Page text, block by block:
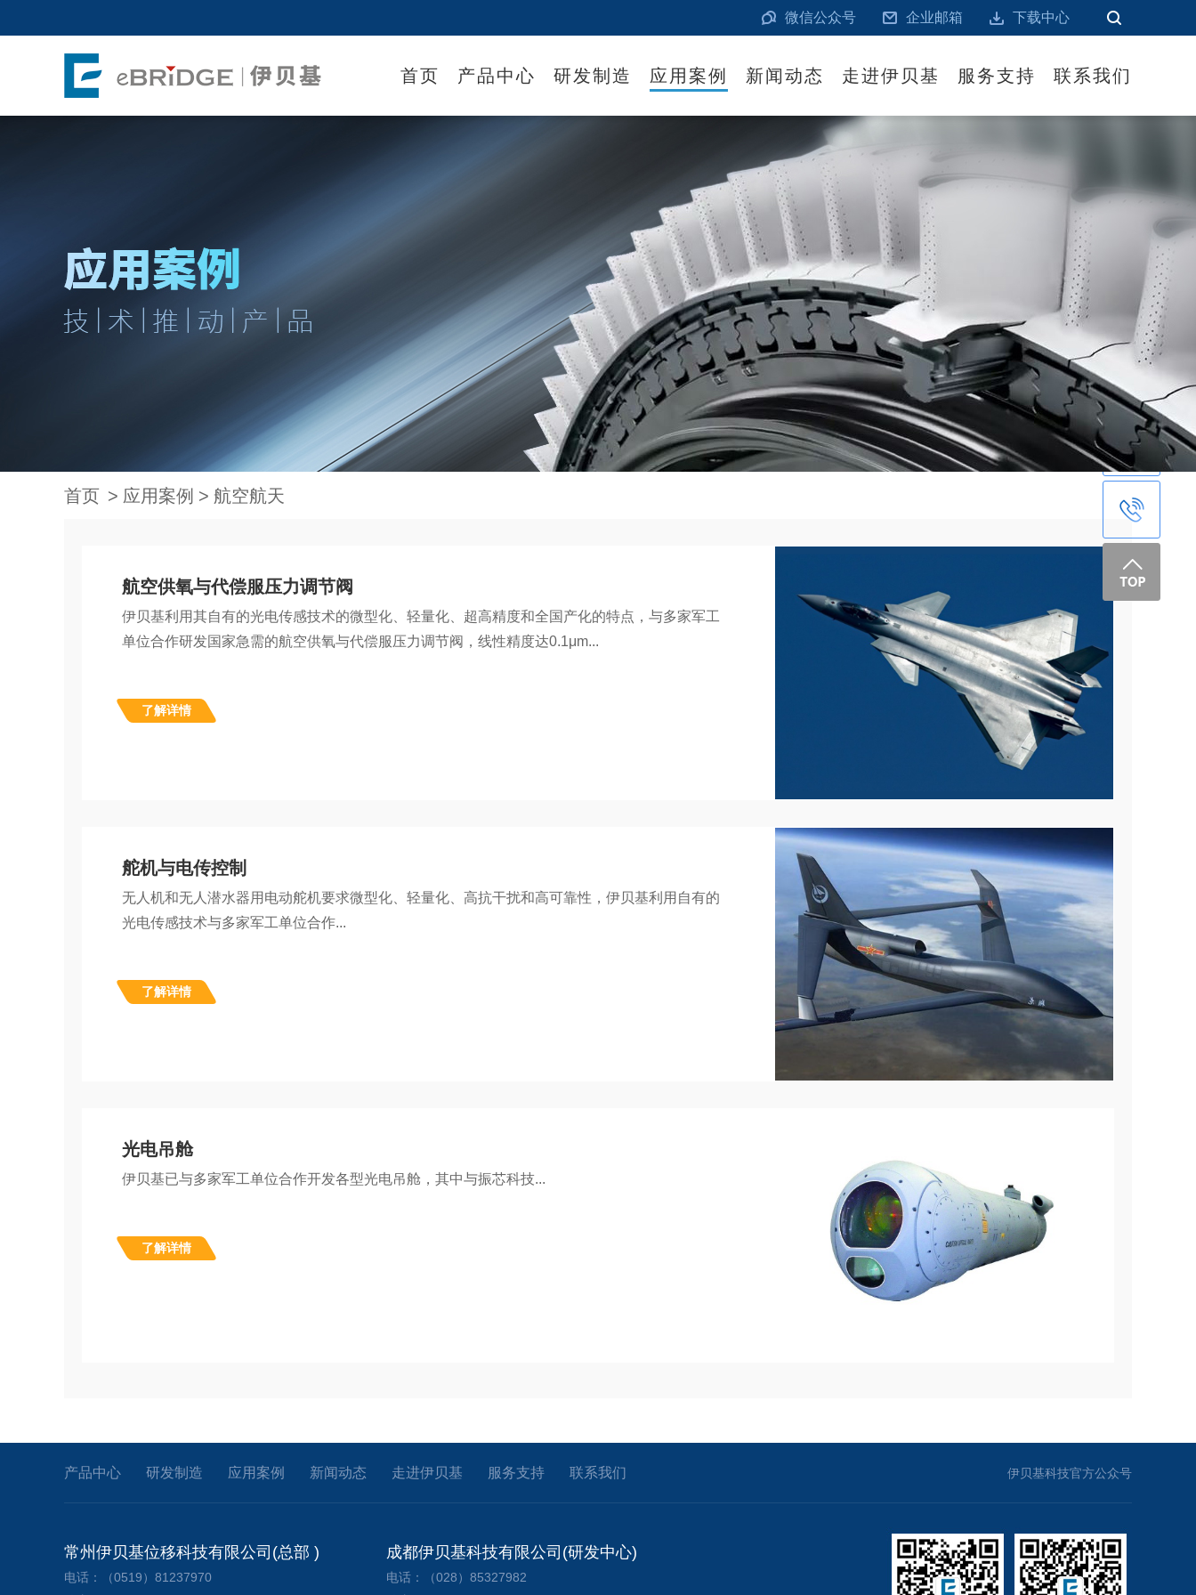
下载中心
企业邮箱
微信公众号
首页 产品中心 研发制造 应用案例 新闻动态 走进伊贝基 服务支持 联系我们
首页 应用案例 航空航天
航空供氧与代偿服压力调节阀
伊贝基利用其自有的光电传感技术的微型化、轻量化、超高精度和全国产化的特点，与多家军工
单位合作研发国家急需的航空供氧与代偿服压力调节阀，线性精度达0.1μm...
了解详情
舵机与电传控制
无人机和无人潜水器用电动舵机要求微型化、轻量化、高抗干扰和高可靠性，伊贝基利用自有的
光电传感技术与多家军工单位合作...
了解详情
光电吊舱
伊贝基已与多家军工单位合作开发各型光电吊舱，其中与振芯科技...
了解详情
产品中心 研发制造 应用案例 新闻动态 走进伊贝基 服务支持 联系我们
常州伊贝基位移科技有限公司(总部 )
电话：（0519）81237970
成都伊贝基科技有限公司(研发中心)
电话：（028）85327982
伊贝基科技官方公众号